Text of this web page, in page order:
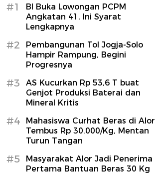
#1
BI Buka Lowongan PCPM
Angkatan 41, Ini Syarat
Lengkapnya
#2
Pembangunan Tol Jogja-Solo
Hampir Rampung, Begini
Progresnya
#3
AS Kucurkan Rp 53,6 T buat
Genjot Produksi Baterai dan
Mineral Kritis
#4
Mahasiswa Curhat Beras di Alor
Tembus Rp 30.000/Kg, Mentan
Turun Tangan
#5
Masyarakat Alor Jadi Penerima
Pertama Bantuan Beras 30 Kg